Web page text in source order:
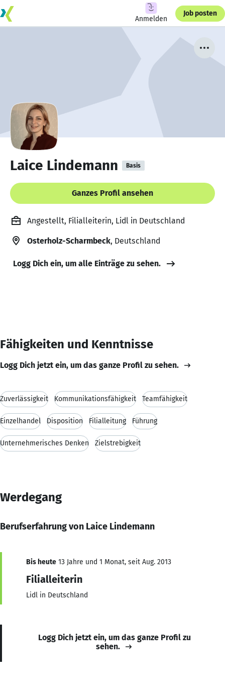
Anmelden
Job posten
Laice Lindemann Basis
Ganzes Profil ansehen
Angestellt, Filialleiterin, Lidl in Deutschland
Osterholz-Scharmbeck, Deutschland
Logg Dich ein, um alle Einträge zu sehen.
Fähigkeiten und Kenntnisse
Logg Dich jetzt ein, um das ganze Profil zu sehen.
Zuverlässigkeit Kommunikationsfähigkeit Teamfähigkeit
Einzelhandel Disposition Filialleitung Führung
Unternehmerisches Denken Zielstrebigkeit
Werdegang
Berufserfahrung von Laice Lindemann
Bis heute 13 Jahre und 1 Monat, seit Aug. 2013
Filialleiterin
Lidl in Deutschland
Logg Dich jetzt ein, um das ganze Profil zu
sehen.